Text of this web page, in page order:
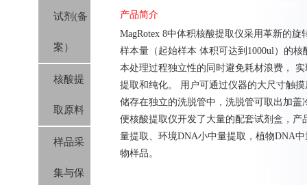
试剂(备
案）
核酸提
取原料
样品采
集与保
产品简介
MagRotex 8中体积核酸提取仪采用革新的
样本量（起始样本 体积可达到1000ul）的
本处理过程独立性的同时避免耗材浪费，
提取和纯化。 用户可通过仪器的大尺寸触
储存在独立的洗脱管中，洗脱管可取出加盖
便核酸提取仪开发了大量的配套试剂盒，
量提取、环境DNA小中量提取，植物DNA
物样品。